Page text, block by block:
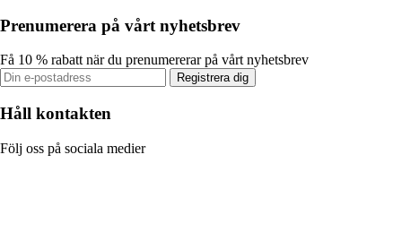
Prenumerera på vårt nyhetsbrev
Få 10 % rabatt när du prenumererar på vårt nyhetsbrev
Registrera dig
Håll kontakten
Följ oss på sociala medier